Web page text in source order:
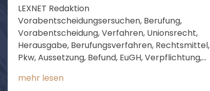
LEXNET Redaktion
Vorabentscheidungsersuchen, Berufung,
Vorabentscheidung, Verfahren, Unionsrecht,
Herausgabe, Berufungsverfahren, Rechtsmittel,
Pkw, Aussetzung, Befund, EuGH, Verpflichtung,
des Rechts, Aussicht auf Erfolg
mehr lesen